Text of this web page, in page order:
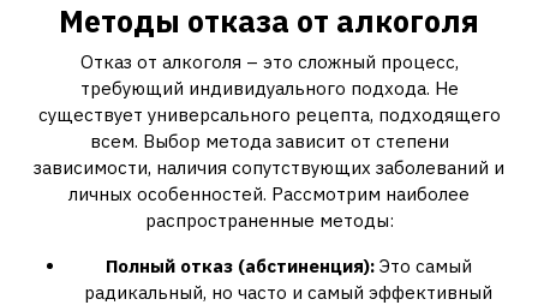
Методы отказа от алкоголя
Отказ от алкоголя – это сложный процесс,
требующий индивидуального подхода. Не
существует универсального рецепта, подходящего
всем. Выбор метода зависит от степени
зависимости, наличия сопутствующих заболеваний и
личных особенностей. Рассмотрим наиболее
распространенные методы:
Полный отказ (абстиненция):Это самый
радикальный, но часто и самый эффективный